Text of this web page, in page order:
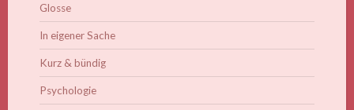
Glosse
In eigener Sache
Kurz & bündig
Psychologie